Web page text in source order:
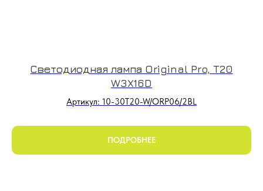
Светодиодная лампа Original Pro, T20
W3X16D
Артикул: 10-30T20-W/ORP06/2BL
ПОДРОБНЕЕ